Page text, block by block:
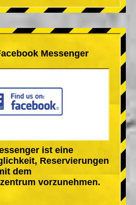
Messenger
ist eine
Reservierungen
dem
vorzunehmen.